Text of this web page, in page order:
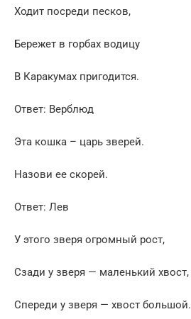
Ходит посреди песков,
Бережет в горбах водицу
В Каракумах пригодится.
Ответ: Верблюд
Эта кошка – царь зверей.
Назови ее скорей.
Ответ: Лев
У этого зверя огромный рост,
Сзади у зверя — маленький хвост,
Спереди у зверя — хвост большой.